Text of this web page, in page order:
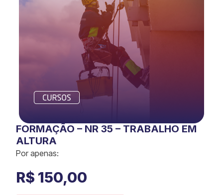
FORMAÇÃO – NR 35 – TRABALHO EM
ALTURA
Por apenas:
R$ 150,00